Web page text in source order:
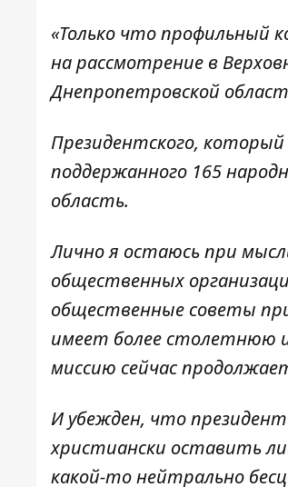
«Только что профильный
на рассмотрение в
Днепропетровской
Президентского,
поддержанного 165
область.
Лично я остаюсь при
общественных
общественные советы
имеет более столетнюю
миссию сейчас
И убежден, что
христиански оставить
какой-то нейтрально